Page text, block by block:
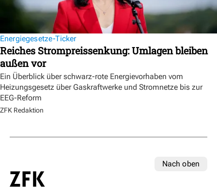
Energiegesetze-Ticker
Reiches Strompreissenkung: Umlagen bleiben
außen vor
Ein Überblick über schwarz-rote Energievorhaben vom
Heizungsgesetz über Gaskraftwerke und Stromnetze bis zur
EEG-Reform
ZFK Redaktion
Nach oben